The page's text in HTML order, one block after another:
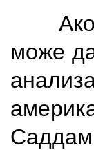
Ако
може